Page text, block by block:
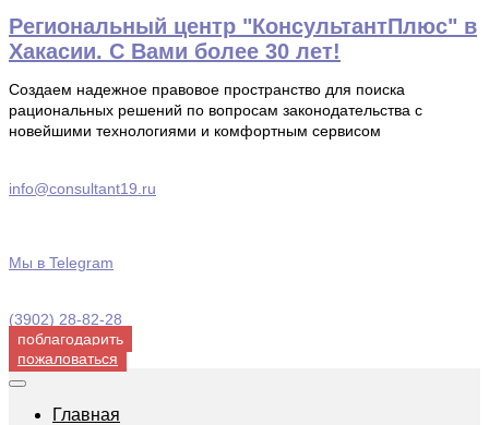
Перейти
к
содержимому
Региональный центр "КонсультантПлюс" в
Хакасии. С Вами более 30 лет!
Создаем надежное правовое пространство для поиска
рациональных решений по вопросам законодательства с
новейшими технологиями и комфортным сервисом
info@consultant19.ru
Мы в Telegram
(3902) 28-82-28
поблагодарить
пожаловаться
Главная